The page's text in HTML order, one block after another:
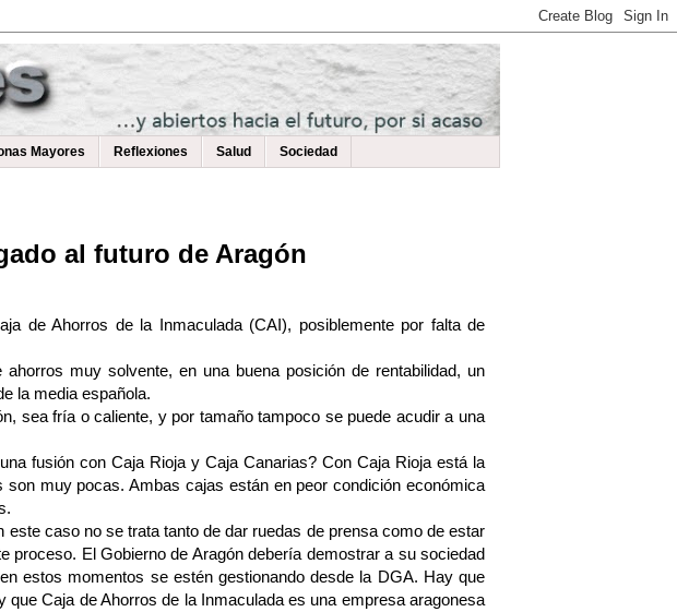
Mayores Reflexiones Salud Sociedad
al futuro de Aragón
de Ahorros de la Inmaculada (CAI), posiblemente por falta de
muy solvente, en una buena posición de rentabilidad, un
la media española.
sea fría o caliente, y por tamaño tampoco se puede acudir a una
fusión con Caja Rioja y Caja Canarias? Con Caja Rioja está la
muy pocas. Ambas cajas están en peor condición económica
caso no se trata tanto de dar ruedas de prensa como de estar
El Gobierno de Aragón debería demostrar a su sociedad
estos momentos se estén gestionando desde la DGA. Hay que
Caja de Ahorros de la Inmaculada es una empresa aragonesa